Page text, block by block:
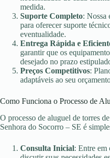
medida.
Suporte Completo: Nossa
para oferecer suporte
eventualidade.
Entrega Rápida e
garantir que os
desejado no prazo
Preços Competitivos:
adaptáveis ao seu
Como Funciona o Processo de
O processo de aluguel de torres
Senhora do Socorro – SE é
Consulta Inicial: Entre em